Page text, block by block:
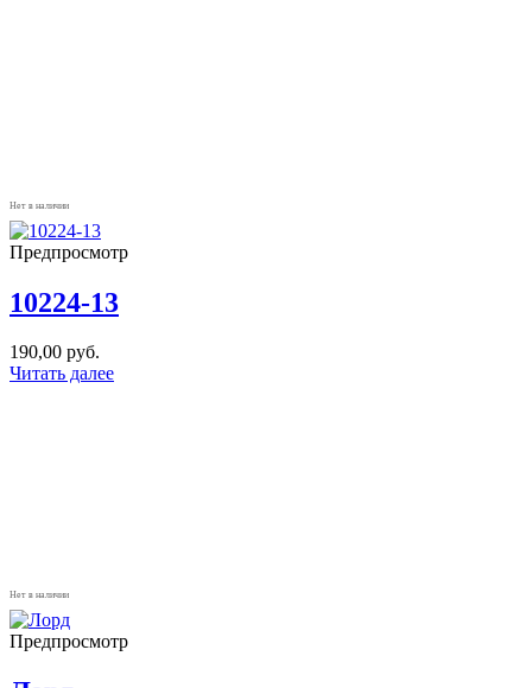
Нет в наличии
Предпросмотр
10224-13
190,00 руб.
Читать далее
Нет в наличии
Предпросмотр